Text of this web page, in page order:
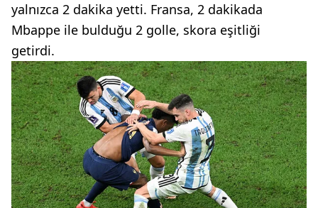
yalnızca 2 dakika yetti. Fransa, 2 dakikada
Mbappe ile bulduğu 2 golle, skora eşitliği
getirdi.